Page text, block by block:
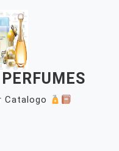
Catalogo